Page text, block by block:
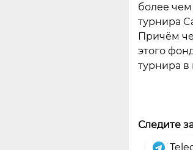
более
турнира
Причём
этого
турнира
Следите